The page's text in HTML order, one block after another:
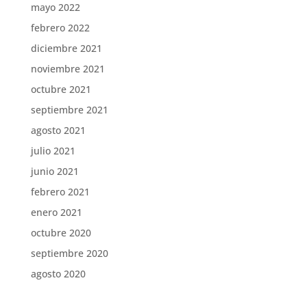
mayo 2022
febrero 2022
diciembre 2021
noviembre 2021
octubre 2021
septiembre 2021
agosto 2021
julio 2021
junio 2021
febrero 2021
enero 2021
octubre 2020
septiembre 2020
agosto 2020